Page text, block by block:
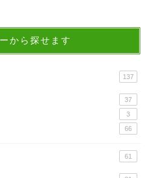
から探せます
137
37
3
66
61